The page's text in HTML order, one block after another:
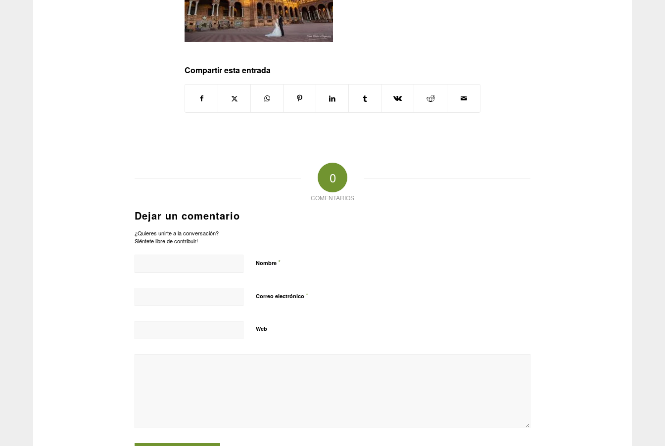
Compartir esta entrada
0
COMENTARIOS
Dejar un comentario
¿Quieres unirte a la conversación?
Siéntete libre de contribuir!
Nombre *
Correo electrónico *
Web